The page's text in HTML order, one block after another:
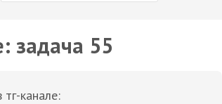
задача 55
канале: